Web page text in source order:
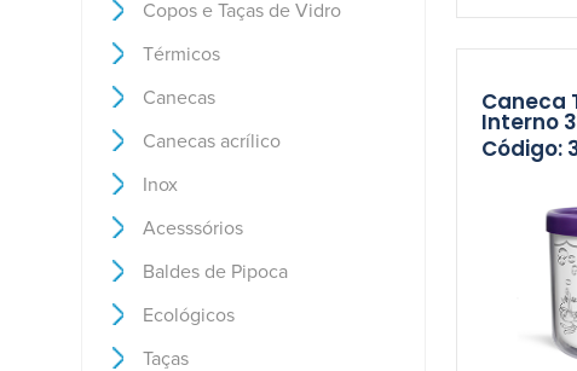
Copos e Taças de Vidro
Térmicos
Canecas
Canecas acrílico
Inox
Acesssórios
Baldes de Pipoca
Ecológicos
Taças
Caneca
Interno
Código: